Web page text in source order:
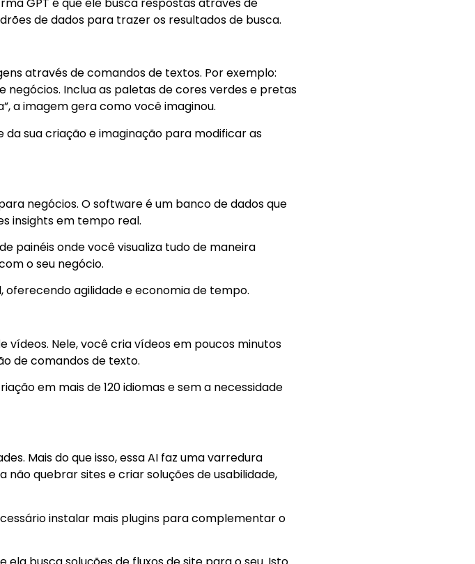
de dados para trazer os resultados de busca.
através de comandos de textos. Por exemplo:
Inclua as paletas de cores verdes e pretas
a imagem gera como você imaginou.
sua criação e imaginação para modificar as
negócios. O software é um banco de dados que
insights em tempo real.
painéis onde você visualiza tudo de maneira
o seu negócio.
oferecendo agilidade e economia de tempo.
vídeos. Nele, você cria vídeos em poucos minutos
de comandos de texto.
em mais de 120 idiomas e sem a necessidade
Mais do que isso, essa AI faz uma varredura
quebrar sites e criar soluções de usabilidade,
instalar mais plugins para complementar o